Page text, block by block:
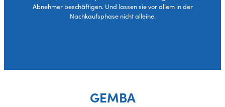
Abnehmer beschäftigen. Und lassen sie vor allem in der
Nachkaufsphase nicht alleine.
GEMBA